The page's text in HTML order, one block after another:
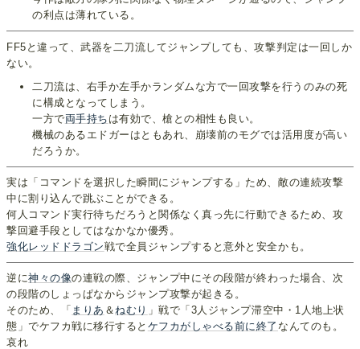
の利点は薄れている。
FF5と違って、武器を二刀流してジャンプしても、攻撃判定は一回しか
ない。
二刀流は、右手か左手かランダムな方で一回攻撃を行うのみの死
に構成となってしまう。
一方で両手持ち は有効で、槍との相性も良い。
機械のあるエドガーはともあれ、崩壊前のモグでは活用度が高い
だろうか。
実は「コマンドを選択した瞬間にジャンプする」ため、敵の連続攻撃
中に割り込んで跳ぶことができる。
何人コマンド実行待ちだろうと関係なく真っ先に行動できるため、攻
撃回避手段としてはなかなか優秀。
強化レッドドラゴン戦で全員ジャンプすると意外と安全かも。
逆に神々の像の連戦の際、ジャンプ中にその段階が終わった場合、次
の段階のしょっぱなからジャンプ攻撃が起きる。
そのため、「 まりあ ＆ねむり 」戦で「3人ジャンプ滞空中・1人地上状
態」でケフカ戦に移行すると ケフカがしゃべる前に終了 なんてのも。
哀れ